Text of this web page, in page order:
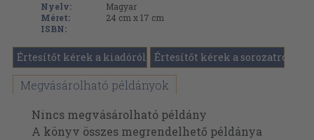
Nyelv:
Magyar
Méret:
24 cm x 17 cm
ISBN:
Értesítőt kérek a kiadóról Értesítőt kérek a sorozatról
Megvásárolható példányok
Nincs megvásárolható példány
A könyv összes megrendelhető példánya